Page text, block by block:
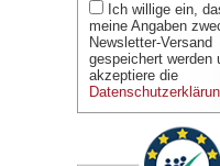
Ich willige ein,
meine Angaben
Newsletter-Versand
gespeichert werden
akzeptiere die